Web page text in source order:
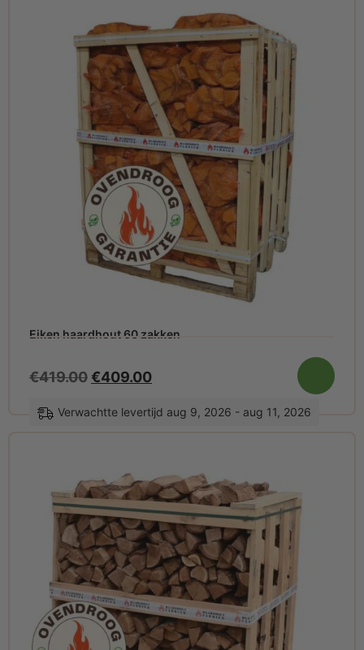
Eiken haardhout 60 zakken
€419.00€409.00
Verwachtte levertijd aug 9, 2026 - aug 11, 2026